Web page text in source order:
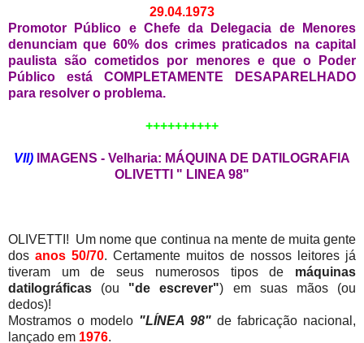
29.04.1973
Promotor Público e Chefe da Delegacia de Menores
denunciam que 60% dos crimes praticados na capital
paulista são cometidos por menores e que o Poder
Público está COMPLETAMENTE DESAPARELHADO
para resolver o problema.
++++++++++
VII)
IMAGENS - Velharia: MÁQUINA DE DATILOGRAFIA
OLIVETTI " LINEA 98"
OLIVETTI! Um nome que continua na mente de muita gente
dos anos 50/70. Certamente muitos de nossos leitores já
tiveram um de seus numerosos tipos de máquinas
datilográficas (ou "de escrever") em suas mãos (ou
dedos)!
Mostramos o modelo "LÍNEA 98" de fabricação nacional,
lançado em 1976.